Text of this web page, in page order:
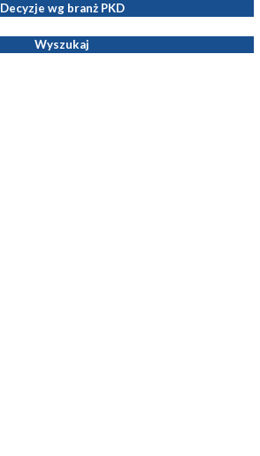
Decyzje wg branż PKD
Wyszukaj